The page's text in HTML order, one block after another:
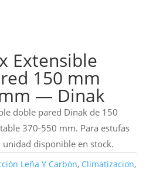
Extensible
150 mm
— Dinak
doble pared Dinak de 150
370-550 mm. Para estufas
unidad disponible en stock.
Leña Y Carbón, Climatizacion,